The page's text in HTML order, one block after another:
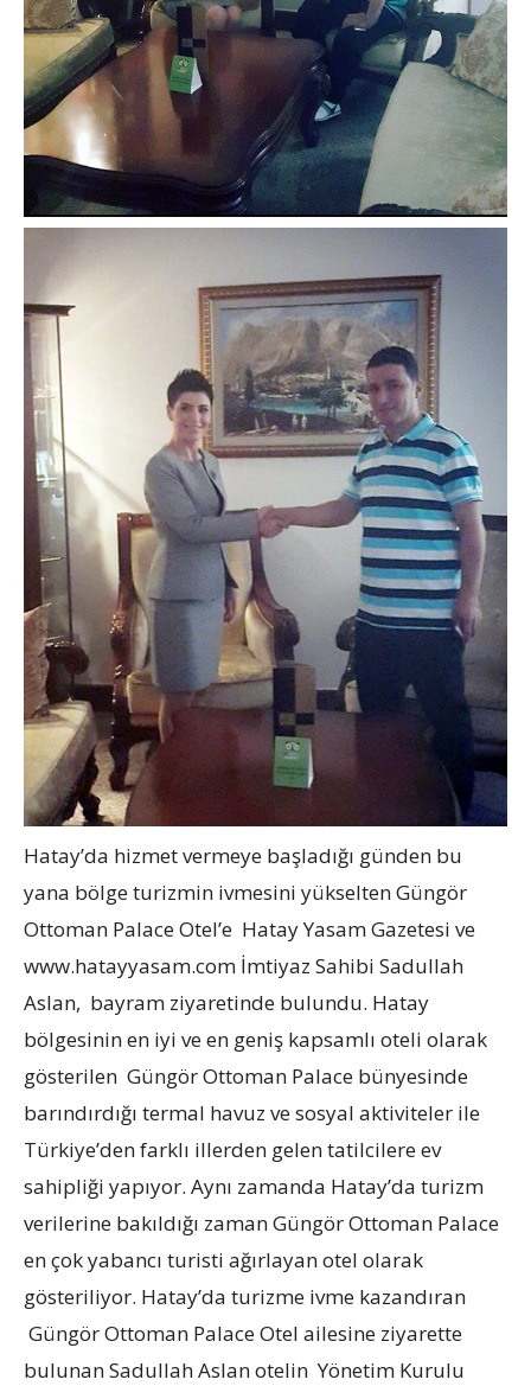
Hatay’da hizmet vermeye başladığı günden bu
yana bölge turizmin ivmesini yükselten Güngör
Ottoman Palace Otel’e Hatay Yasam Gazetesi ve
www.hatayyasam.com İmtiyaz Sahibi Sadullah
Aslan, bayram ziyaretinde bulundu. Hatay
bölgesinin en iyi ve en geniş kapsamlı oteli olarak
gösterilen Güngör Ottoman Palace bünyesinde
barındırdığı termal havuz ve sosyal aktiviteler ile
Türkiye’den farklı illerden gelen tatilcilere ev
sahipliği yapıyor. Aynı zamanda Hatay’da turizm
verilerine bakıldığı zaman Güngör Ottoman Palace
en çok yabancı turisti ağırlayan otel olarak
gösteriliyor. Hatay’da turizme ivme kazandıran
Güngör Ottoman Palace Otel ailesine ziyarette
bulunan Sadullah Aslan otelin Yönetim Kurulu